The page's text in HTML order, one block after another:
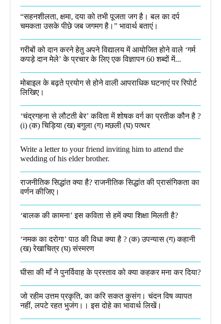
“सहनशीलता, क्षमा, दया को तभी पूजता जग है। बल का दर्प
चमकता उसके पीछे जब जगमग है।”​ भावार्थ बताएं।
गरीबों को दान करने हेतु अपने विद्यालय में आयोजित होने वाले ‘गर्म
कपड़े दान मेले’ के प्रचार के लिए एक विज्ञापन 60 शब्दों में...
मोबाइल के बढ़ते प्रयोग से होने वाली आपराधिक घटनाएं पर रिपोर्ट
लिखिए।
‘चंद्रगहना से लौटती बेर’ कविता में शोषक वर्ग का प्रतीक कौन है ?
(i) (क) चिड़िया (ख) बगुला (ग) मछली (घ) पत्थर
Write a letter to your friend inviting him to attend the
wedding of his elder brother.
राजनीतिक सिद्धांत क्या है? राजनीतिक सिद्धांत की प्रासंगिकता का
वर्णन कीजिए।
‘बालक की कामना’ इस कविता से हमें क्या शिक्षा मिलती है?
‘नमक का दरोगा’ पाठ की विधा क्या है ? (क) उपन्यास (ग) कहानी
(ख) रेखाचित्र (घ) संस्मरण​
घीसा की माँ ने पुनर्विवाह के प्रस्ताव को क्या कहकर मना कर दिया?
जो रहीम उत्तम प्रकृति, का करि सकत कुसंग। चंदन विष व्यापत
नहीं, लपटे रहत भुजंग।। इस दोहे का भावार्थ लिखें।